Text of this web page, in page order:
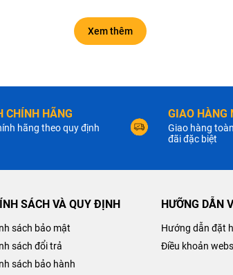
Xem thêm
CHÍNH HÃNG
hãng theo quy định
GIAO HÀNG
Giao hàng
đãi đặc biệt
SÁCH VÀ QUY ĐỊNH
sách bảo mật
sách đổi trả
sách bảo hành
HƯỠNG DẪN
Hướng dẫn đặt
Điều khoản